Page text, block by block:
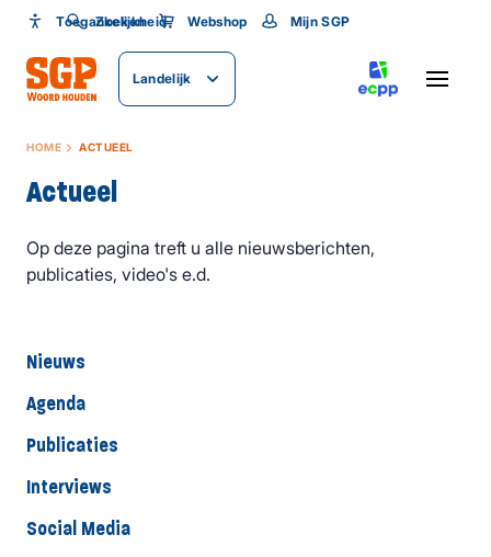
Toegankelijkheid
Toegankelijkheid
Lettergrootte
Zoeken Webshop Mijn SGP
Landelijk SLUITEN
HOME ACTUEEL
Actueel
Op deze pagina treft u alle nieuwsberichten,
publicaties, video's e.d.
Nieuws
Agenda
Publicaties
Interviews
Social Media